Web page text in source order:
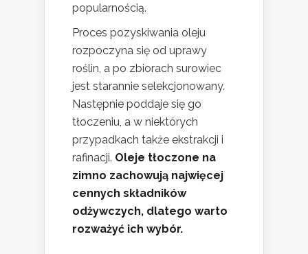
popularnością.
Proces pozyskiwania oleju
rozpoczyna się od uprawy
roślin, a po zbiorach surowiec
jest starannie selekcjonowany.
Następnie poddaje się go
tłoczeniu, a w niektórych
przypadkach także ekstrakcji i
rafinacji. Oleje tłoczone na
zimno zachowują najwięcej
cennych składników
odżywczych, dlatego warto
rozważyć ich wybór.